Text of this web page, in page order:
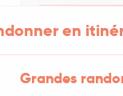
en
Grandes